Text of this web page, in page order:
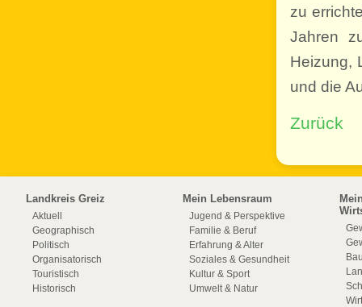
zu
Jahren
Heizung,
und die
Zurück
Landkreis Greiz
Aktuell
Geographisch
Politisch
Organisatorisch
Touristisch
Historisch
Mein Lebensraum
Jugend & Perspektive
Familie & Beruf
Erfahrung & Alter
Soziales & Gesundheit
Kultur & Sport
Umwelt & Natur